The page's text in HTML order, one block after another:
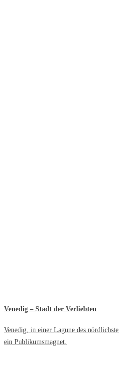
Venedig – Stadt der Verliebten
Venedig, in einer Lagune des
ein Publikumsmagnet.